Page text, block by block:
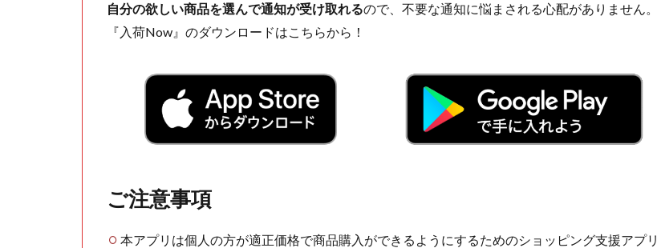
自分の欲しい商品を選んで通知が受け取れるので、不要な通知に悩まされる心配がありません。
『入荷Now』のダウンロードはこちらから！
ご注意事項
本アプリは個人の方が適正価格で商品購入ができるようにするためのショッピング支援アプリ